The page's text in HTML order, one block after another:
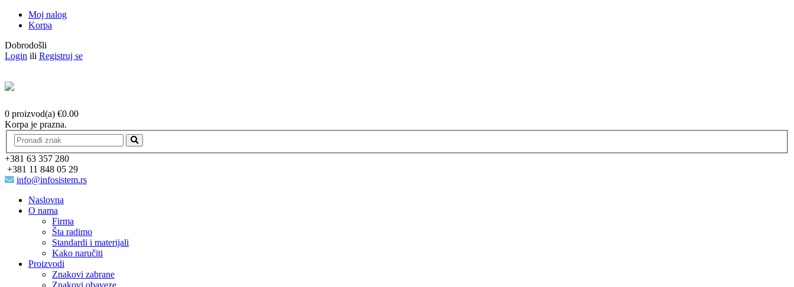
Moj nalog
Korpa
Dobrodošli
Login ili Registruj se
0 proizvod(a) €0.00
Korpa je prazna.
+381 63 357 280
+381 11 848 05 29
info@infosistem.rs
Naslovna
O nama
Firma
Šta radimo
Standardi i materijali
Kako naručiti
Proizvodi
Znakovi zabrane